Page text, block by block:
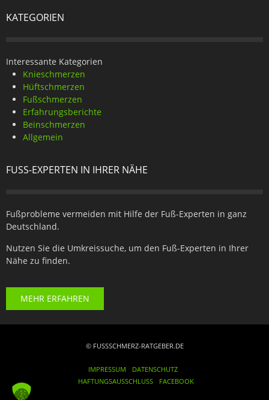
KATEGORIEN
Interessante Kategorien
Knieschmerzen
Hüftschmerzen
Fußschmerzen
Erfahrungsberichte
Beinschmerzen
Allgemein
FUSS-EXPERTEN IN IHRER NÄHE
Fußprobleme vermeiden mit Hilfe der Fuß-Experten in ganz
Deutschland.
Nutzen Sie die Umkreissuche, um den Fuß-Experten in Ihrer
Nähe zu finden.
MEHR ERFAHREN
© FUSSSCHMERZ-RATGEBER.DE
IMPRESSUM
DATENSCHUTZ
HAFTUNGSAUSSCHLUSS
FACEBOOK